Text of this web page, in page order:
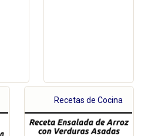
Recetas de Cocina